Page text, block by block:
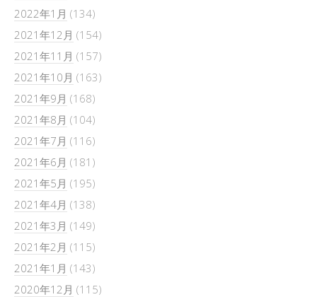
2022年1月 (134)
2021年12月 (154)
2021年11月 (157)
2021年10月 (163)
2021年9月 (168)
2021年8月 (104)
2021年7月 (116)
2021年6月 (181)
2021年5月 (195)
2021年4月 (138)
2021年3月 (149)
2021年2月 (115)
2021年1月 (143)
2020年12月 (115)